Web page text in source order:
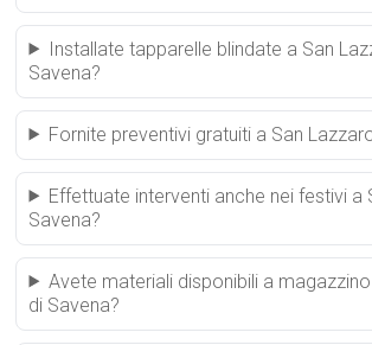
Installate tapparelle blindate a San
Savena?
Fornite preventivi gratuiti a San
Effettuate interventi anche nei festivi a
Savena?
Avete materiali disponibili a
di Savena?